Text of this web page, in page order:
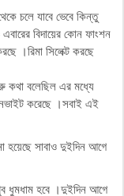
চলে যাবে ভেবে কিন্তু
বিদায়ের কোন ফাংশন
।রিমা সিলেক্ট করছে
কথা বলেছিল এর মধ্যে
করেছে ।সবাই এই
হয়েছে সাবাও দুইদিন আগে
ধুমধাম হবে ।দুইদিন আগে